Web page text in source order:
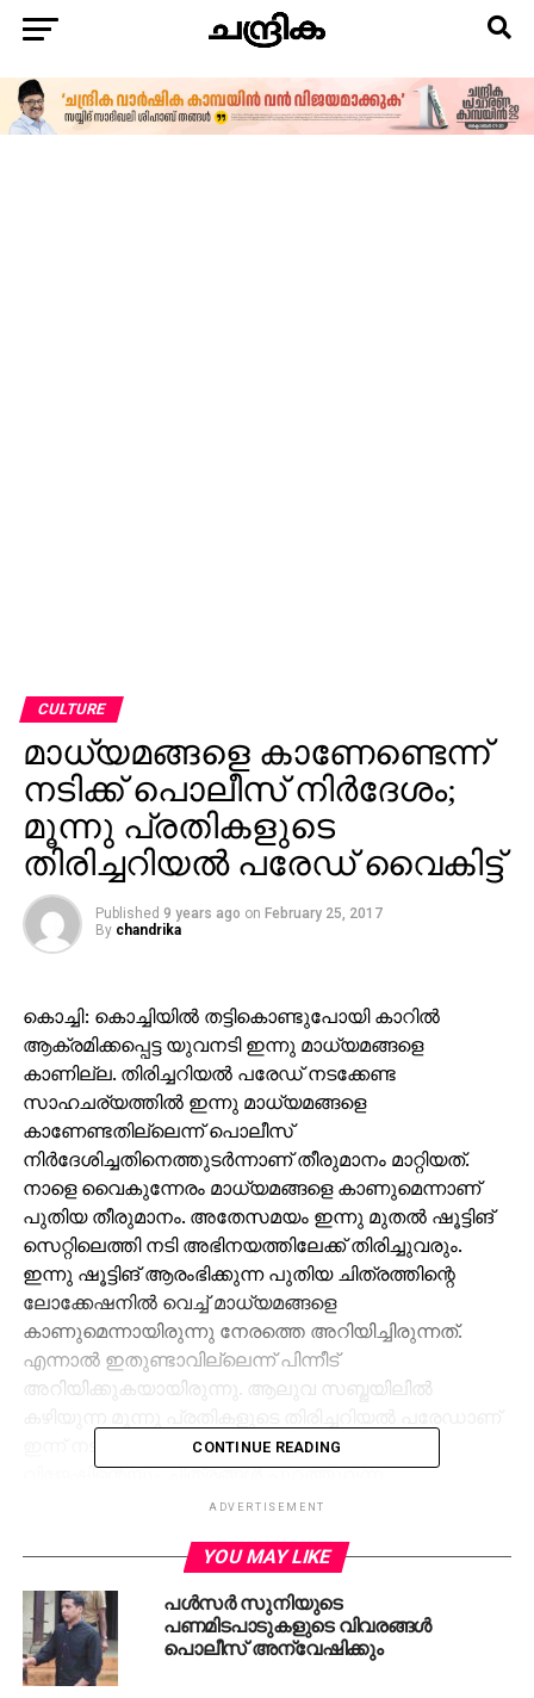
CULTURE
മാധ്യമങ്ങളെ കാണേണ്ടെന്ന്
നടിക്ക് പൊലീസ് നിര്‍ദേശം;
മൂന്നു പ്രതികളുടെ
തിരിച്ചറിയല്‍ പരേഡ് വൈകിട്ട്
Published 9 years ago on February 25, 2017
By chandrika
കൊച്ചി: കൊച്ചിയില്‍ തട്ടികൊണ്ടുപോയി കാറില്‍
ആക്രമിക്കപ്പെട്ട യുവനടി ഇന്നു മാധ്യമങ്ങളെ
കാണില്ല. തിരിച്ചറിയല്‍ പരേഡ് നടക്കേണ്ട
സാഹചര്യത്തില്‍ ഇന്നു മാധ്യമങ്ങളെ
കാണേണ്ടതില്ലെന്ന് പൊലീസ്
നിര്‍ദേശിച്ചതിനെത്തുടര്‍ന്നാണ് തീരുമാനം മാറ്റിയത്.
നാളെ വൈകുന്നേരം മാധ്യമങ്ങളെ കാണുമെന്നാണ്
പുതിയ തീരുമാനം. അതേസമയം ഇന്നു മുതല്‍ ഷൂട്ടിങ്
സെറ്റിലെത്തി നടി അഭിനയത്തിലേക്ക് തിരിച്ചുവരും.
ഇന്നു ഷൂട്ടിങ് ആരംഭിക്കുന്ന പുതിയ ചിത്രത്തിന്റെ
ലോക്കേഷനില്‍ വെച്ച് മാധ്യമങ്ങളെ
കാണുമെന്നായിരുന്നു നേരത്തെ അറിയിച്ചിരുന്നത്.
എന്നാല്‍ ഇതുണ്ടാവില്ലെന്ന് പിന്നീട്
അറിയിക്കുകയായിരുന്നു. ആലുവ സബ്ജയിലില്‍
ഇന്ന് നടക്കുന്നത്. മുഖ്യ പ്രതി സുനിയുടെയും
വിജേഷിന്റെയും ചിത്രങ്ങള്‍ പുറത്തുവന്ന
സാഹചര്യത്തില്‍ ഇനി അവരെ തിരിച്ചറിയല്‍ പരേഡിന്
മജിസ്‌ട്രേറ്റിന്റെ സാന്നിധ്യത്തില്‍ ഇന്നു മൂന്നു
മണിക്കാണ് തിരിച്ചറിയല്‍ പരേഡ് നടക്കുക.
RELATED TOPICS: ACTRESS ATTACK PULSAR SUNI
CONTINUE READING
ADVERTISEMENT
YOU MAY LIKE
പള്‍സര്‍ സുനിയുടെ
പണമിടപാടുകളുടെ വിവരങ്ങള്‍
പൊലീസ് അന്വേഷിക്കും